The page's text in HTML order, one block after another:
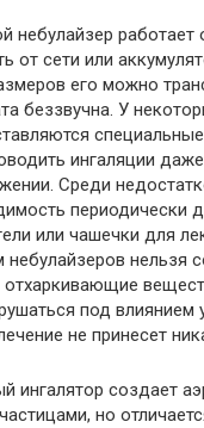
небулайзер работает
от сети или
его можно
беззвучна. У
ингаляции
Среди
периодически
или чашечки для
нельзя
отхаркивающие
под влиянием
не принесет
ингалятор создает
но